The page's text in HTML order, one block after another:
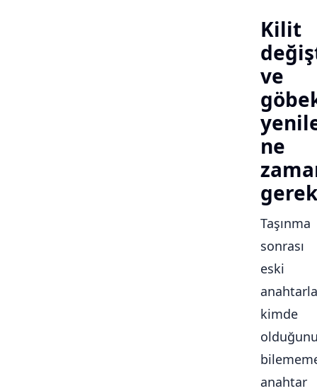
Kilit
ve
ne
Taşınma
sonrası
eski
kimde
anahtar